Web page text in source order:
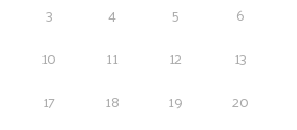
3
4 5 6
10
11 12 13
17
18 19 20